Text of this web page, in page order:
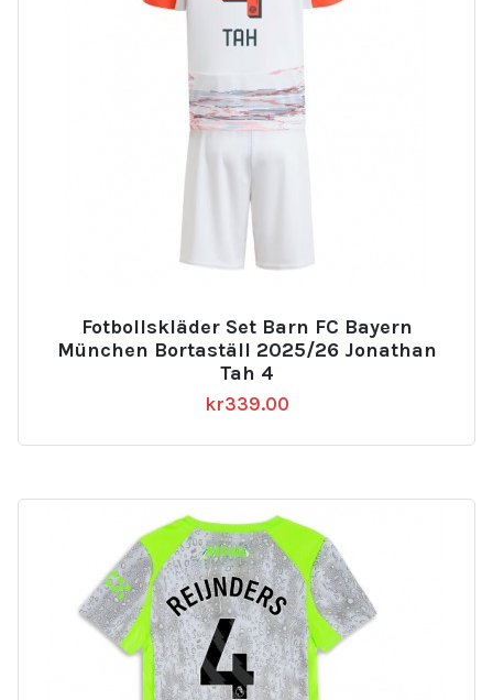
Fotbollskläder Set Barn FC Bayern
München Bortaställ 2025/26 Jonathan
Tah 4
kr339.00